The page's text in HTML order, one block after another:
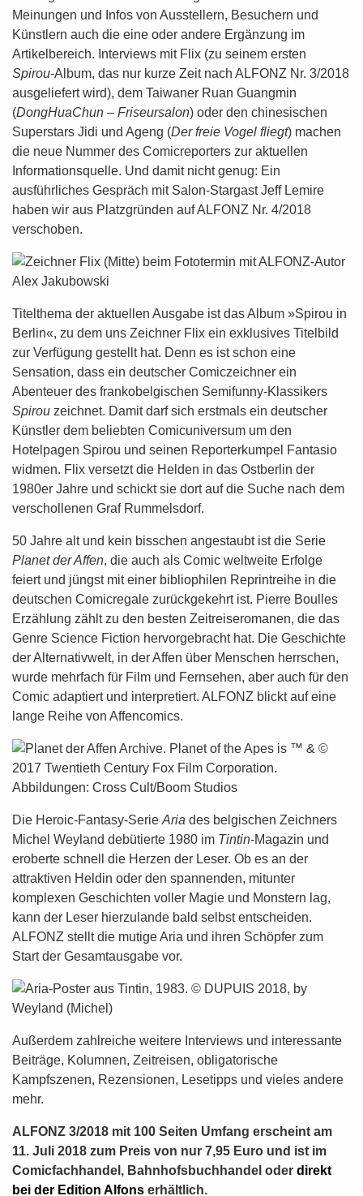
Meinungen und Infos von Ausstellern, Besuchern und
Künstlern auch die eine oder andere Ergänzung im
Artikelbereich. Interviews mit Flix (zu seinem ersten
Spirou-Album, das nur kurze Zeit nach ALFONZ Nr. 3/2018
ausgeliefert wird), dem Taiwaner Ruan Guangmin
(DongHuaChun – Friseursalon) oder den chinesischen
Superstars Jidi und Ageng (Der freie Vogel fliegt) machen
die neue Nummer des Comicreporters zur aktuellen
Informationsquelle. Und damit nicht genug: Ein
ausführliches Gespräch mit Salon-Stargast Jeff Lemire
haben wir aus Platzgründen auf ALFONZ Nr. 4/2018
verschoben.
Titelthema der aktuellen Ausgabe ist das Album »Spirou in
Berlin«, zu dem uns Zeichner Flix ein exklusives Titelbild
zur Verfügung gestellt hat. Denn es ist schon eine
Sensation, dass ein deutscher Comiczeichner ein
Abenteuer des frankobelgischen Semifunny-Klassikers
Spirou zeichnet. Damit darf sich erstmals ein deutscher
Künstler dem beliebten Comicuniversum um den
Hotelpagen Spirou und seinen Reporterkumpel Fantasio
widmen. Flix versetzt die Helden in das Ostberlin der
1980er Jahre und schickt sie dort auf die Suche nach dem
verschollenen Graf Rummelsdorf.
50 Jahre alt und kein bisschen angestaubt ist die Serie
Planet der Affen, die auch als Comic weltweite Erfolge
feiert und jüngst mit einer bibliophilen Reprintreihe in die
deutschen Comicregale zurückgekehrt ist. Pierre Boulles
Erzählung zählt zu den besten Zeitreiseromanen, die das
Genre Science Fiction hervorgebracht hat. Die Geschichte
der Alternativwelt, in der Affen über Menschen herrschen,
wurde mehrfach für Film und Fernsehen, aber auch für den
Comic adaptiert und interpretiert. ALFONZ blickt auf eine
lange Reihe von Affencomics.
Die Heroic-Fantasy-Serie Aria des belgischen Zeichners
Michel Weyland debütierte 1980 im Tintin-Magazin und
eroberte schnell die Herzen der Leser. Ob es an der
attraktiven Heldin oder den spannenden, mitunter
komplexen Geschichten voller Magie und Monstern lag,
kann der Leser hierzulande bald selbst entscheiden.
ALFONZ stellt die mutige Aria und ihren Schöpfer zum
Start der Gesamtausgabe vor.
Außerdem zahlreiche weitere Interviews und interessante
Beiträge, Kolumnen, Zeitreisen, obligatorische
Kampfszenen, Rezensionen, Lesetipps und vieles andere
mehr.
ALFONZ 3/2018 mit 100 Seiten Umfang erscheint am
11. Juli 2018 zum Preis von nur 7,95 Euro und ist im
Comicfachhandel, Bahnhofsbuchhandel oder direkt
bei der Edition Alfons erhältlich.